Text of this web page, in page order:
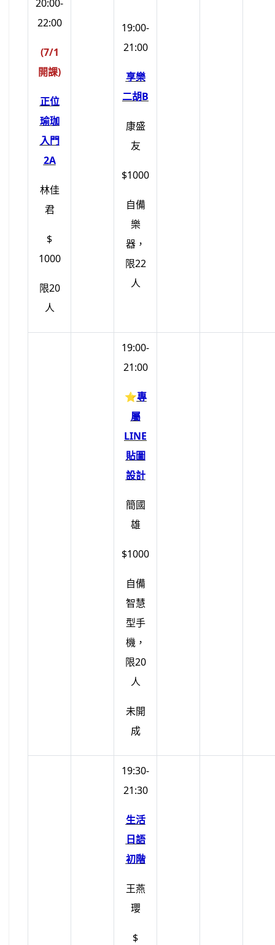
20:00-
22:00
(7/1
開課)
正位
瑜珈
入門
2A
林佳
君
$
1000
限20
人
19:00-
21:00
享樂
二胡B
康盛
友
$1000
自備
樂
器，
限22
人
19:00-
21:00
⭐專
屬
LINE
貼圖
設計
簡國
雄
$1000
自備
智慧
型手
機，
限20
人
未開
成
19:30-
21:30
生活
日語
初階
王燕
瓔
$